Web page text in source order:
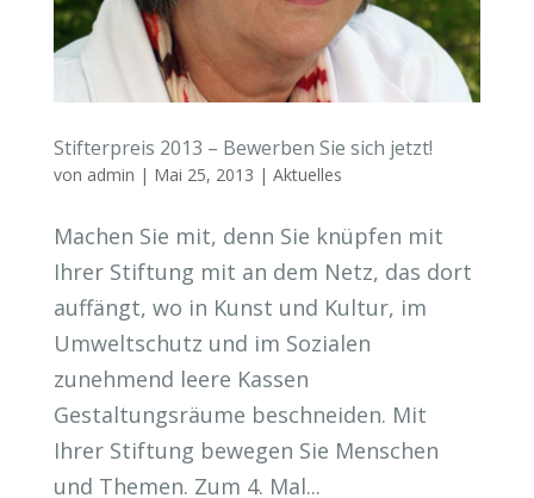
Stifterpreis 2013 – Bewerben Sie sich jetzt!
von admin | Mai 25, 2013 | Aktuelles
Machen Sie mit, denn Sie knüpfen mit
Ihrer Stiftung mit an dem Netz, das dort
auffängt, wo in Kunst und Kultur, im
Umweltschutz und im Sozialen
zunehmend leere Kassen
Gestaltungsräume beschneiden. Mit
Ihrer Stiftung bewegen Sie Menschen
und Themen. Zum 4. Mal...